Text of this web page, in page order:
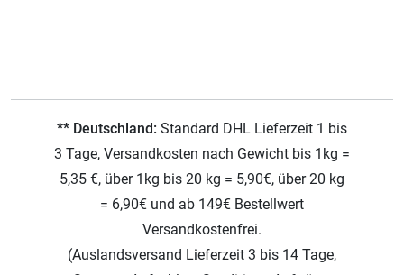
** Deutschland: Standard DHL Lieferzeit 1 bis
3 Tage, Versandkosten nach Gewicht bis 1kg =
5,35 €, über 1kg bis 20 kg = 5,90€, über 20 kg
= 6,90€ und ab 149€ Bestellwert
Versandkostenfrei.
(Auslandsversand Lieferzeit 3 bis 14 Tage,